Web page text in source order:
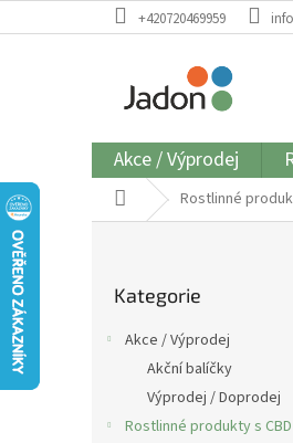
na
+420720469959
Akce / Výprodej
Domů Rostlinné
kategorie
Kategorie
Akce / Výprodej
Akční balíčky
Výprodej / Doprodej
Rostlinné produkty s CBD